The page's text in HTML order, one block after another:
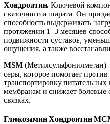
Хондроитин. Ключевой
связочного аппарата. Он
способность выдерживать
протяжении 1–3 месяцев
подвижности суставов,
ощущения, а также
MSM (Метилсульфонилметан)
серы, которое помогает
транспортировку
мембранам и снижает болевые
связках.
Глюкозамин Хондроитин